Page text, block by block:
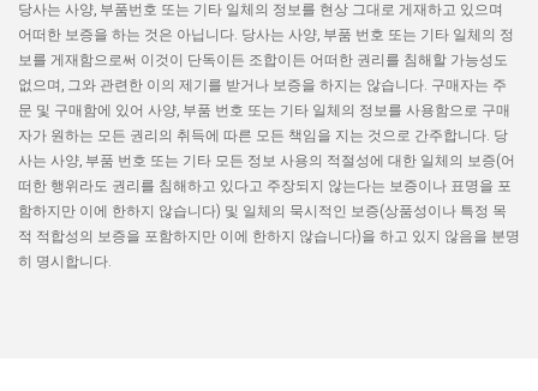
당사는 사양, 부품번호 또는 기타 일체의 정보를 현상 그대로 게재하고 있으며
어떠한 보증을 하는 것은 아닙니다. 당사는 사양, 부품 번호 또는 기타 일체의 정
보를 게재함으로써 이것이 단독이든 조합이든 어떠한 권리를 침해할 가능성도
없으며, 그와 관련한 이의 제기를 받거나 보증을 하지는 않습니다. 구매자는 주
문 및 구매함에 있어 사양, 부품 번호 또는 기타 일체의 정보를 사용함으로 구매
자가 원하는 모든 권리의 취득에 따른 모든 책임을 지는 것으로 간주합니다. 당
사는 사양, 부품 번호 또는 기타 모든 정보 사용의 적절성에 대한 일체의 보증(어
떠한 행위라도 권리를 침해하고 있다고 주장되지 않는다는 보증이나 표명을 포
함하지만 이에 한하지 않습니다) 및 일체의 묵시적인 보증(상품성이나 특정 목
적 적합성의 보증을 포함하지만 이에 한하지 않습니다)을 하고 있지 않음을 분명
히 명시합니다.